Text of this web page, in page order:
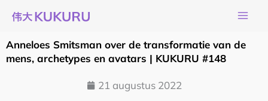
naar
de
inhoud
Anneloes Smitsman over de transformatie van de
mens, archetypes en avatars | KUKURU #148
21 augustus 2022